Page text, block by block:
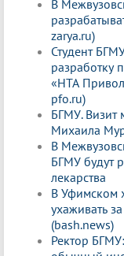
В
zarya.ru)
Студент
разработку
«НТА
pfo.ru)
БГМУ. Визит
Михаила
В
БГМУ будут
лекарства
В Уфимском
ухаживать
(bash.news)
Ректор